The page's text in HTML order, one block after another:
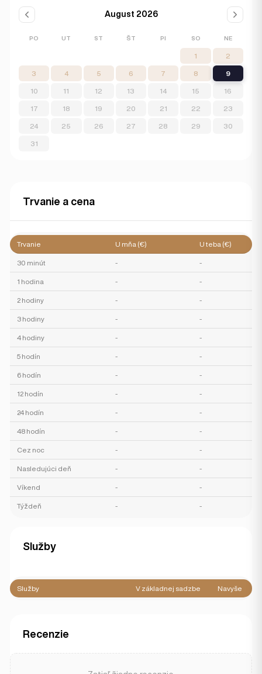
August 2026
PO UT ST ŠT PI SO NE
1 2
3 4 5 6 7 8 9
10 11 12 13 14 15 16
17 18 19 20 21 22 23
24 25 26 27 28 29 30
31
Trvanie a cena
Trvanie U mňa (€) U teba (€)
30 minút - -
1 hodina - -
2 hodiny - -
3 hodiny - -
4 hodiny - -
5 hodín - -
6 hodín - -
12 hodín - -
24 hodín - -
48 hodín - -
Cez noc - -
Nasledujúci deň - -
Víkend - -
Týždeň - -
Služby
Služby V základnej sadzbe Navyše
Recenzie